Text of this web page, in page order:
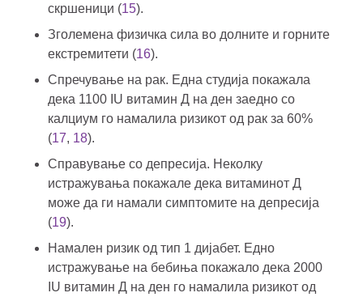
скршеници (15).
Зголемена физичка сила во долните и горните
екстремитети (16).
Спречување на рак. Една студија покажала
дека 1100 IU витамин Д на ден заедно со
калциум го намалила ризикот од рак за 60%
(17, 18).
Справување со депресија. Неколку
истражувања покажале дека витаминот Д
може да ги намали симптомите на депресија
(19).
Намален ризик од тип 1 дијабет. Едно
истражување на бебиња покажало дека 2000
IU витамин Д на ден го намалила ризикот од